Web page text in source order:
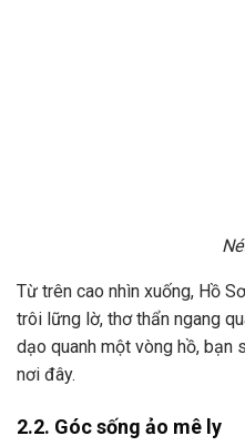
Từ trên cao nhìn xuống, Hồ
trôi lững lờ, thơ thẩn ngang
dạo quanh một vòng hồ, bạn
nơi đây.
2.2. Góc sống ảo mê ly